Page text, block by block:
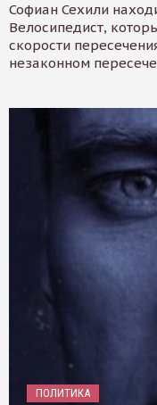
Софиан Сехили
Велосипедист,
скорости
незаконном
ПОЛИТИКА